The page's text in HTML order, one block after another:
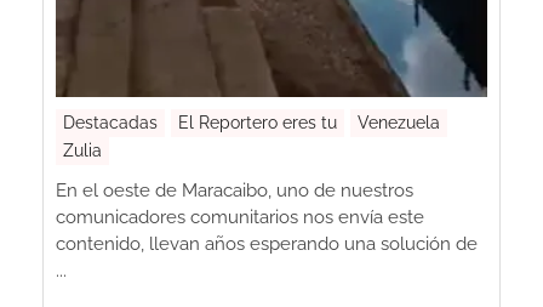
Destacadas El Reportero eres tu
Venezuela
Zulia
En el oeste de Maracaibo, uno de nuestros
comunicadores comunitarios nos envía este
contenido, llevan años esperando una solución de
...